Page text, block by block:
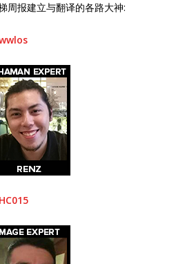
周报建立与翻译的各路大神: